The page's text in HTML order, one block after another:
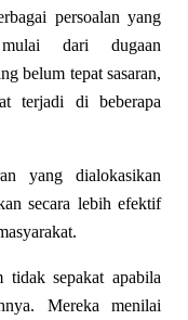
persoalan yang
mulai dari dugaan
belum tepat sasaran,
terjadi di beberapa
yang dialokasikan
secara lebih efektif
tidak sepakat apabila
Mereka menilai